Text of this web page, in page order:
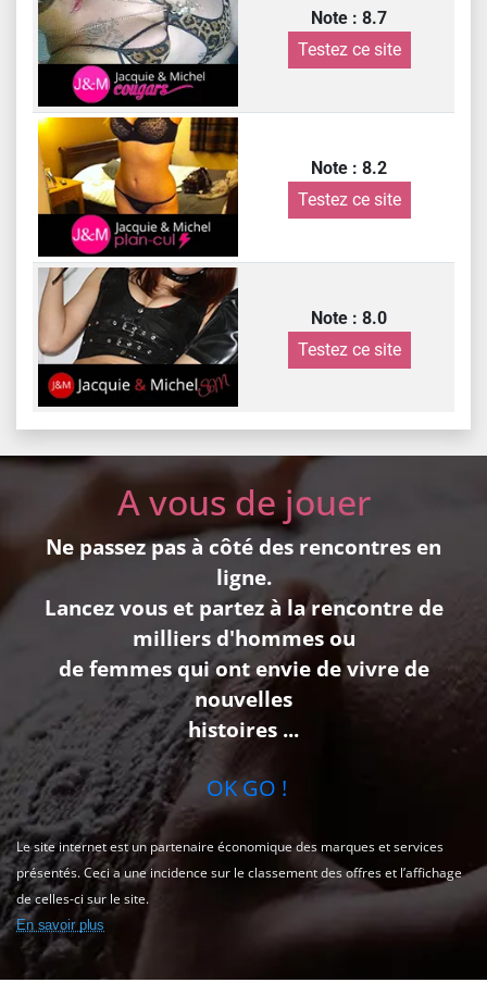
Note : 8.7
Testez ce site
Note : 8.2
Testez ce site
Note : 8.0
Testez ce site
A vous de jouer
Ne passez pas à côté des rencontres en
ligne.
Lancez vous et partez à la rencontre de
milliers d'hommes ou
de femmes qui ont envie de vivre de
nouvelles
histoires ...
OK GO !
Le site internet est un partenaire économique des marques et services
présentés. Ceci a une incidence sur le classement des offres et l’affichage
de celles-ci sur le site.
En savoir plus